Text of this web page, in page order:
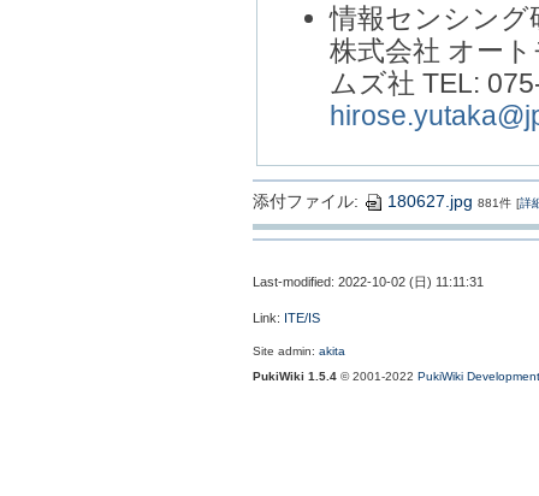
情報センシン
株式会社 オー
ムズ社 TEL:
添付ファイル: 180627.jpg 881件 [詳
Last-modified: 2022-10-02 (日) 11:11:31
Link: ITE/IS
Site admin: akita
PukiWiki 1.5.4 © 2001-2022 PukiWiki